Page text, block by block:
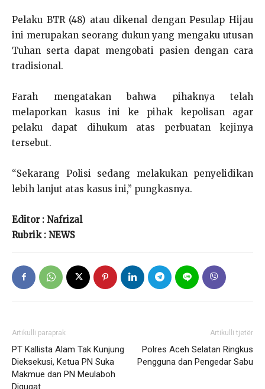
Pelaku BTR (48) atau dikenal dengan Pesulap Hijau
ini merupakan seorang dukun yang mengaku utusan
Tuhan serta dapat mengobati pasien dengan cara
tradisional.
Farah mengatakan bahwa pihaknya telah
melaporkan kasus ini ke pihak kepolisan agar
pelaku dapat dihukum atas perbuatan kejinya
tersebut.
“Sekarang Polisi sedang melakukan penyelidikan
lebih lanjut atas kasus ini,” pungkasnya.
Editor : Nafrizal
Rubrik : NEWS
Artikulli paraprak
PT Kallista Alam Tak Kunjung
Dieksekusi, Ketua PN Suka
Makmue dan PN Meulaboh
Digugat
Artikulli tjetër
Polres Aceh Selatan Ringkus
Pengguna dan Pengedar Sabu